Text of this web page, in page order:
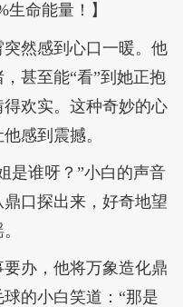
命能量！】
然感到心口一暖。他
甚至能“看”到她正抱
欢实。这种奇妙的心
感到震撼。
是谁呀？”小白的声音
口探出来，好奇地望
办，他将万象造化鼎
的小白笑道：“那是